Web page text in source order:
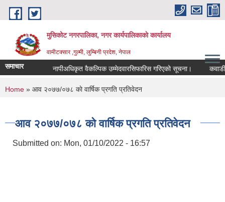
Skip to main content
मुसिकोट नगरपालिका, नगर कार्यपालिकाकाे कार्यालय
वामीटक्सार ,गुल्मी, लुम्बिनी प्रदेश, नेपाल
समाचार नापीअधिकृत वैकल्पिक उम्मेदवारसिफारिस गरिएको सूचना। कवाडी
You are here
Home » आव २०७७/०७८ काे वार्षिक प्रगति प्रतिवेदन
आव २०७७/०७८ काे वार्षिक प्रगति प्रतिवेदन
Submitted on: Mon, 01/10/2022 - 16:57